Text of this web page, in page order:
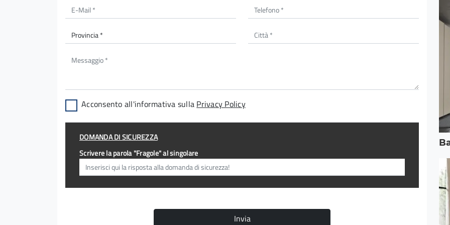
Acconsento all'informativa sulla Privacy Policy
DOMANDA DI SICUREZZA
Scrivere la parola "Fragole" al singolare
Invia